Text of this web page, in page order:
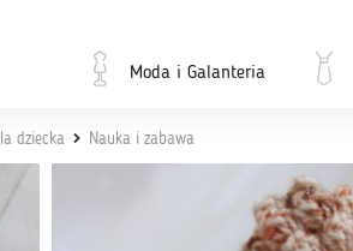
Moda i Galanteria
dziecka Nauka i zabawa